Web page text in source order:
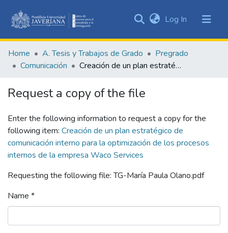
&
Collections
Log In (current)
Home A. Tesis y Trabajos de Grado
Pregrado
Comunicación
Creación de un plan estratégico de comunicación interno para la optimización de los procesos internos de la empresa Waco Services
Request a copy of the file
Enter the following information to request a copy for the
following item: Creación de un plan estratégico de
comunicación interno para la optimización de los procesos
internos de la empresa Waco Services
Requesting the following file: TG-María Paula Olano.pdf
Name *